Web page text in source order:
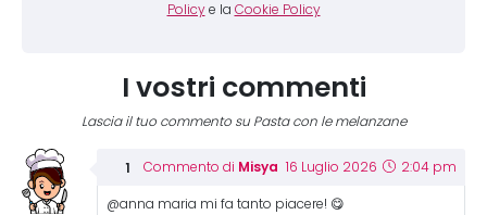
Policy e la Cookie Policy
I vostri commenti
Lascia il tuo commento su Pasta con le melanzane
Commento di Misya 16 Luglio 2026 2:04 pm
@anna maria mi fa tanto piacere! 😋